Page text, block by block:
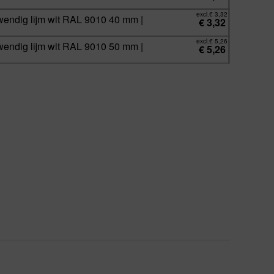
lijm wit RAL 9010 40 mm | excl.€ 3,32
€3,32
lijm wit RAL 9010 50 mm | excl.€ 5,26
€5,26